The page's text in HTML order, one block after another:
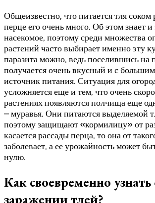
Общеизвестно, что питается тля соком
перце его очень много. Об этом знает и
насекомое, поэтому среди множества
растений часто выбирает именно эту
паразита можно, ведь поселившись на
получается очень вкусный и с
источник питания. Ситуация для
усложняется еще и тем, что очень
растениях появляются полчища еще
– муравья. Они питаются выделяемой
поэтому защищают «кормилицу» от
касается рассады перца, то она от
заболевает, а ее урожайность может
нулю.
Как своевременно узнать
заражении тлей?